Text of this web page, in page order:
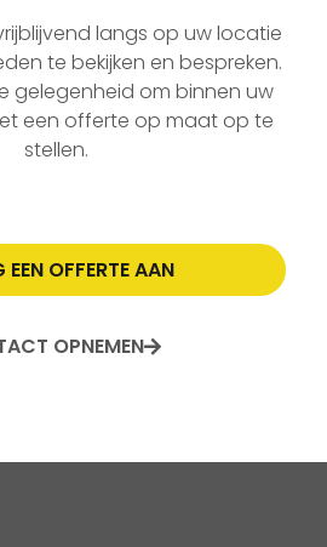
langs op uw locatie
te bekijken en bespreken.
gelegenheid om binnen uw
een offerte op maat op te
stellen.
EEN OFFERTE AAN
OPNEMEN